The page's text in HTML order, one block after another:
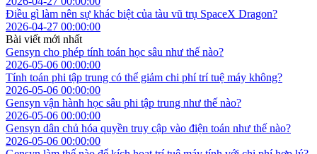
Điều gì làm nên sự khác biệt của tàu vũ trụ SpaceX Dragon?
2026-04-27 00:00:00
Bài viết mới nhất
Gensyn cho phép tính toán học sâu như thế nào?
2026-05-06 00:00:00
Tính toán phi tập trung có thể giảm chi phí trí tuệ máy không?
2026-05-06 00:00:00
Gensyn vận hành học sâu phi tập trung như thế nào?
2026-05-06 00:00:00
Gensyn dân chủ hóa quyền truy cập vào điện toán như thế nào?
2026-05-06 00:00:00